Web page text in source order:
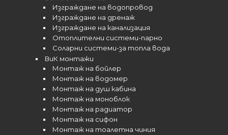
Изграждане на водопровод
Изграждане на дренаж
Изграждане на канализация
Отоплителни системи-парно
Соларни системи-за топла вода
ВиК монтажи
Монтаж на бойлер
Монтаж на водомер
Монтаж на душ кабина
Монтаж на моноблок
Монтаж на радиатор
Монтаж на сифон
Монтаж на тоалетна чиния